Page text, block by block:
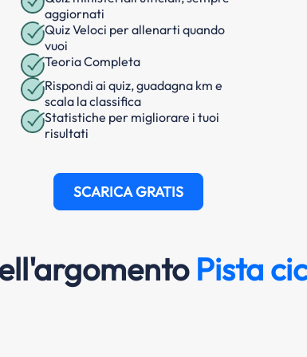
aggiornati
Quiz Veloci per allenarti quando
vuoi
Teoria Completa
Rispondi ai quiz, guadagna km e
scala la classifica
Statistiche per migliorare i tuoi
risultati
SCARICA GRATIS
Pista